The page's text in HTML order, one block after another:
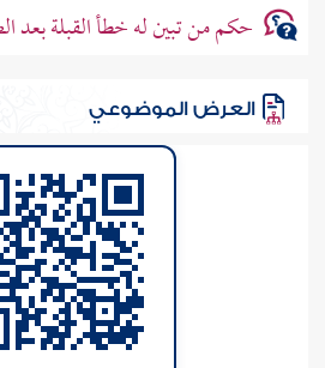
حكم من تبين له خطأ القبلة بعد
العرض الموضوعي